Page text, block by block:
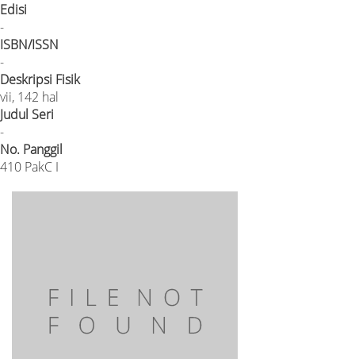
Edisi
-
ISBN/ISSN
-
Deskripsi Fisik
vii, 142 hal
Judul Seri
-
No. Panggil
410 PakC I